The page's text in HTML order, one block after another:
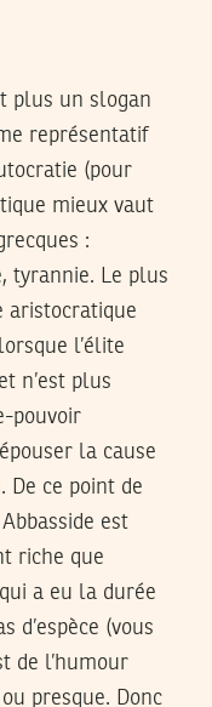
plus un slogan
représentatif
(pour
mieux vaut
:
tyrannie. Le plus
aristocratique
l’élite
n’est plus
pouvoir
la cause
De ce point de
est
riche que
a eu la durée
d’espèce (vous
de l’humour
presque. Donc